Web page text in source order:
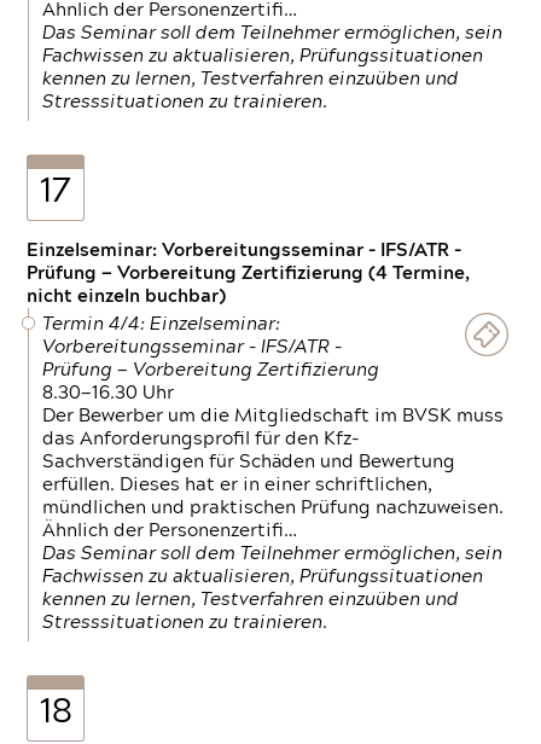
Ähnlich der Personenzertifi…
Das Seminar soll dem Teilnehmer ermöglichen, sein
Fachwissen zu aktualisieren, Prüfungssituationen
kennen zu lernen, Testverfahren einzuüben und
Stresssituationen zu trainieren.
17
Einzelseminar: Vorbereitungsseminar - IFS/ATR -
Prüfung — Vorbereitung Zertifizierung (4 Termine,
nicht einzeln buchbar)
Termin 4/4: Einzelseminar:
Vorbereitungsseminar - IFS/ATR -
Prüfung — Vorbereitung Zertifizierung
8.30—16.30 Uhr
Der Bewerber um die Mitgliedschaft im BVSK muss
das Anforderungsprofil für den Kfz-
Sachverständigen für Schäden und Bewertung
erfüllen. Dieses hat er in einer schriftlichen,
mündlichen und praktischen Prüfung nachzuweisen.
Ähnlich der Personenzertifi…
Das Seminar soll dem Teilnehmer ermöglichen, sein
Fachwissen zu aktualisieren, Prüfungssituationen
kennen zu lernen, Testverfahren einzuüben und
Stresssituationen zu trainieren.
18